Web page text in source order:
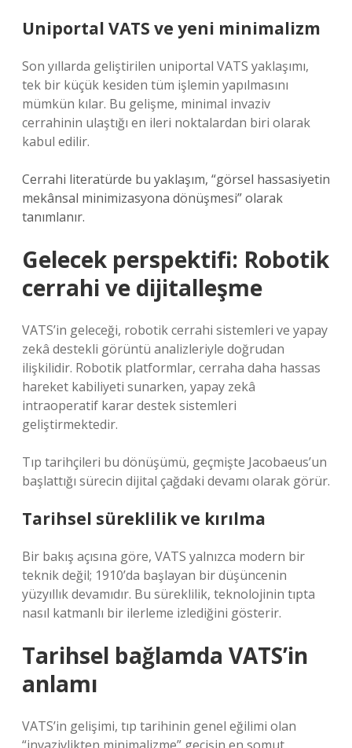
Uniportal VATS ve yeni minimalizm
Son yıllarda geliştirilen uniportal VATS yaklaşımı,
tek bir küçük kesiden tüm işlemin yapılmasını
mümkün kılar. Bu gelişme, minimal invaziv
cerrahinin ulaştığı en ileri noktalardan biri olarak
kabul edilir.
Cerrahi literatürde bu yaklaşım, “görsel hassasiyetin
mekânsal minimizasyona dönüşmesi” olarak
tanımlanır.
Gelecek perspektifi: Robotik
cerrahi ve dijitalleşme
VATS’in geleceği, robotik cerrahi sistemleri ve yapay
zekâ destekli görüntü analizleriyle doğrudan
ilişkilidir. Robotik platformlar, cerraha daha hassas
hareket kabiliyeti sunarken, yapay zekâ
intraoperatif karar destek sistemleri
geliştirmektedir.
Tıp tarihçileri bu dönüşümü, geçmişte Jacobaeus’un
başlattığı sürecin dijital çağdaki devamı olarak görür.
Tarihsel süreklilik ve kırılma
Bir bakış açısına göre, VATS yalnızca modern bir
teknik değil; 1910’da başlayan bir düşüncenin
yüzyıllık devamıdır. Bu süreklilik, teknolojinin tıpta
nasıl katmanlı bir ilerleme izlediğini gösterir.
Tarihsel bağlamda VATS’in
anlamı
VATS’in gelişimi, tıp tarihinin genel eğilimi olan